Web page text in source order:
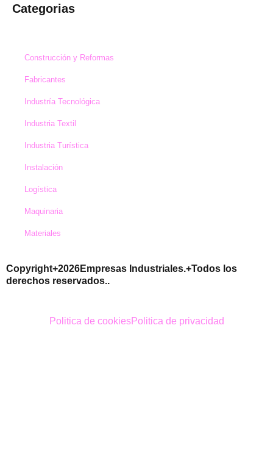
Categorias
Construcción y Reformas
Fabricantes
Industría Tecnológica
Industria Textil
Industria Turística
Instalación
Logística
Maquinaria
Materiales
Copyright+2026Empresas Industriales.+Todos los
derechos reservados..
Politica de cookiesPolitica de privacidad